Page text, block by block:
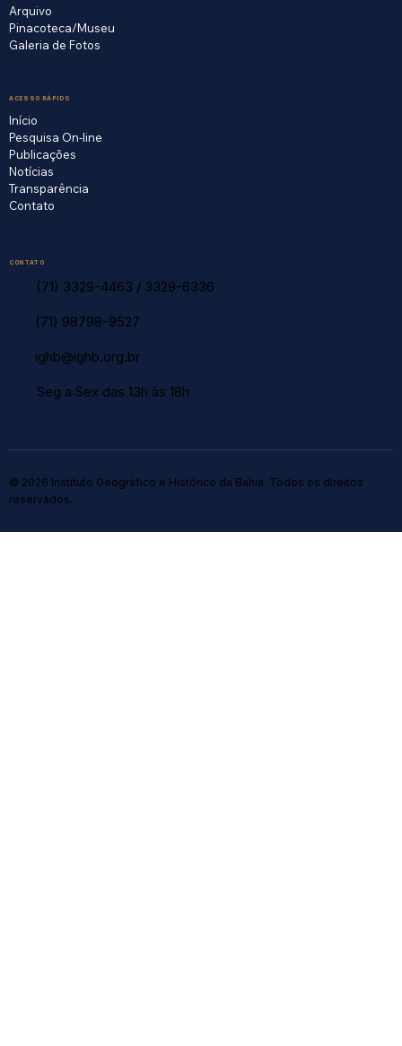
Arquivo
Pinacoteca/Museu
Galeria de Fotos
ACESSO RÁPIDO
Início
Pesquisa On-line
Publicações
Notícias
Transparência
Contato
CONTATO
(71) 3329-4463 / 3329-6336
(71) 98798-9527
ighb@ighb.org.br
Seg a Sex das 13h às 18h
© 2026 Instituto Geográfico e Histórico da Bahia. Todos os direitos
reservados.